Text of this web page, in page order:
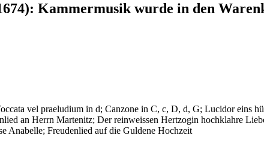
Kammermusik wurde in den
vel praeludium in d; Canzone in C, c, D, d, G; Lucidor eins
an Herrn Martenitz; Der reinweissen Hertzogin hochklahre
Anabelle; Freudenlied auf die Guldene Hochzeit